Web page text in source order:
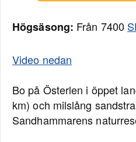
Högsäsong: Från 7400
Video nedan
Bo på Österlen i öppet
km) och milslång
Sandhammarens